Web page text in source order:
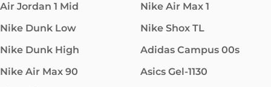
Air Jordan 1 Mid
Nike Dunk Low
Nike Dunk High
Nike Air Max 90
Nike Air Max 1
Nike Shox TL
Adidas Campus 00s
Asics Gel-1130